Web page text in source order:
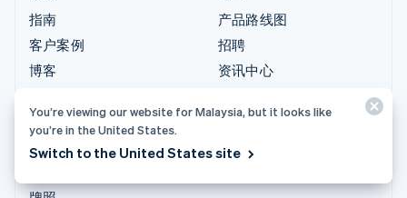
指南
客户案例
博客
Sessions 年度大会
隐私和条款
产品路线图
招聘
资讯中心
联系销售
You’re viewing our website for Malaysia, but it looks like
you’re in the United States.
Switch to the United States site